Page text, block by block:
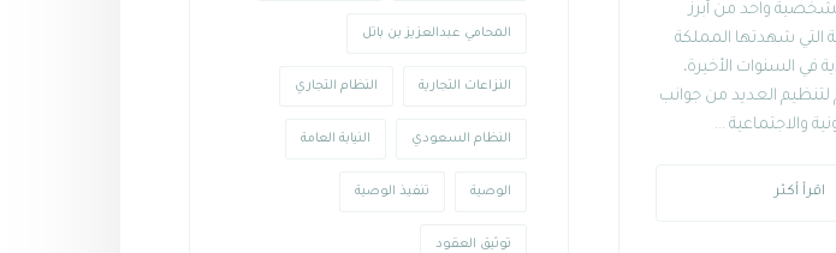
واحد من أبرز
التي شهدتها المملكة
في السنوات الأخيرة،
العديد من جوانب
والاجتماعية ...
اقرأ أكثر
المحامي عبدالعزيز بن باتل
النزاعات التجارية النظام التجاري
النظام السعودي النيابة العامة
الوصية تنفيذ الوصية
توثيق العقود